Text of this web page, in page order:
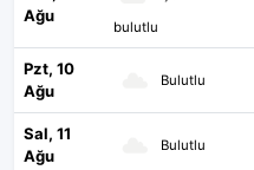
Ağu
bulutlu
Pzt, 10
Ağu
Bulutlu
Sal, 11
Ağu
Bulutlu